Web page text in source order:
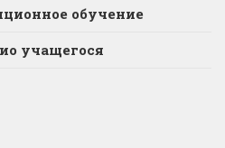
обучение
учащегося